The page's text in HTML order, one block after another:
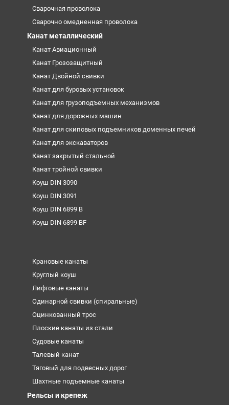
Сварочная проволока
Сварочно омедненная проволока
Канат металлический
Канат Авиационный
Канат Грозозащитный
Канат Двойной свивки
Канат для буровых установок
Канат для грузоподъемных механизмов
Канат для дорожных машин
Канат для скиповых подъемников доменных печей
Канат для экскаваторов
Канат закрытый стальной
Канат тройной свивки
Коуш DIN 3090
Коуш DIN 3091
Коуш DIN 6899 B
Коуш DIN 6899 BF
Крановые канаты
Круглый коуш
Лифтовые канаты
Одинарной свивки (спиральные)
Оцинкованный трос
Плоские канаты из стали
Судовые канаты
Талевый канат
Тяговый для подвесных дорог
Шахтные подъемные канаты
Рельсы и крепеж